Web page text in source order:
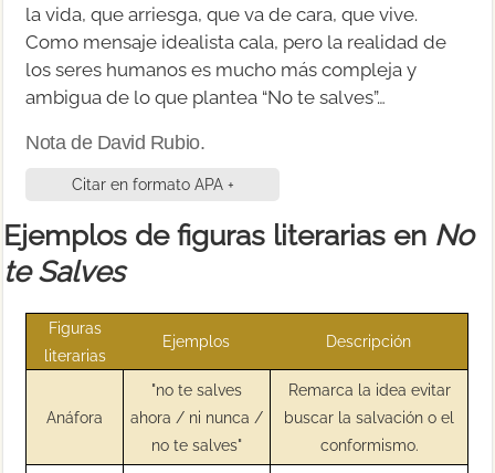
la vida, que arriesga, que va de cara, que vive.
Como mensaje idealista cala, pero la realidad de
los seres humanos es mucho más compleja y
ambigua de lo que plantea “No te salves”…
Nota de David Rubio.
Citar en formato APA +
Ejemplos de figuras literarias en No
te Salves
Figuras
literarias
Ejemplos Descripción
Anáfora
"no te salves
ahora / ni nunca /
no te salves"
Remarca la idea evitar
buscar la salvación o el
conformismo.